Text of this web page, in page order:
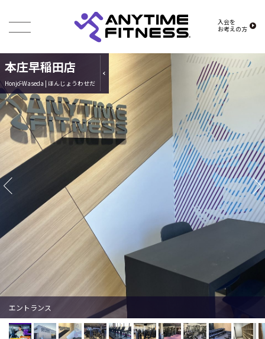
入会を
お考えの方
本庄早稲田店
Honjō-Waseda | ほんじょうわせだ
エントランス